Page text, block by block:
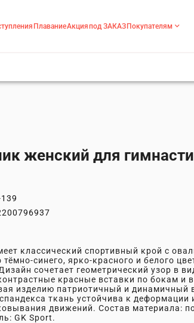
ПлаваниеАкцияпод ЗАКАЗ Покупателям
женский для
классический спортивный крой с
синего, ярко-красного и белого
сочетает геометрический узор в
красные вставки по бокам и
изделию патриотичный и динамичный
ткань устойчива к деформации
движений. Состав материала:
GK Sport.